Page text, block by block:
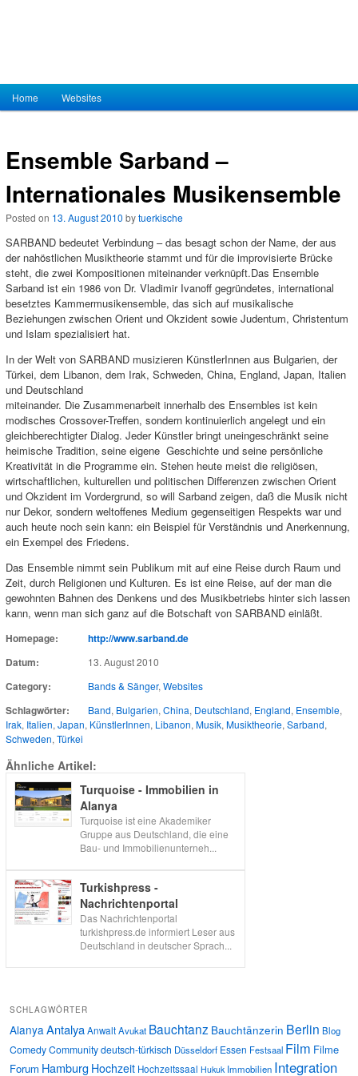
Hauptmenü
Zum Inhalt wechseln
Zum sekundären Inhalt wechseln
Home Websites
Ensemble Sarband –
Internationales Musikensemble
Posted on 13. August 2010 bytuerkische
SARBAND bedeutet Verbindung – das besagt schon der Name, der aus
der nahöstlichen Musiktheorie stammt und für die improvisierte Brücke
steht, die zwei Kompositionen miteinander verknüpft.Das Ensemble
Sarband ist ein 1986 von Dr. Vladimir Ivanoff gegründetes, international
besetztes Kammermusikensemble, das sich auf musikalische
Beziehungen zwischen Orient und Okzident sowie Judentum, Christentum
und Islam spezialisiert hat.
In der Welt von SARBAND musizieren KünstlerInnen aus Bulgarien, der
Türkei, dem Libanon, dem Irak, Schweden, China, England, Japan, Italien
und Deutschland
miteinander. Die Zusammenarbeit innerhalb des Ensembles ist kein
modisches Crossover-Treffen, sondern kontinuierlich angelegt und ein
gleichberechtigter Dialog. Jeder Künstler bringt uneingeschränkt seine
heimische Tradition, seine eigene Geschichte und seine persönliche
Kreativität in die Programme ein. Stehen heute meist die religiösen,
wirtschaftlichen, kulturellen und politischen Differenzen zwischen Orient
und Okzident im Vordergrund, so will Sarband zeigen, daß die Musik nicht
nur Dekor, sondern weltoffenes Medium gegenseitigen Respekts war und
auch heute noch sein kann: ein Beispiel für Verständnis und Anerkennung,
ein Exempel des Friedens.
Das Ensemble nimmt sein Publikum mit auf eine Reise durch Raum und
Zeit, durch Religionen und Kulturen. Es ist eine Reise, auf der man die
gewohnten Bahnen des Denkens und des Musikbetriebs hinter sich lassen
kann, wenn man sich ganz auf die Botschaft von SARBAND einläßt.
Homepage:
http://www.sarband.de
Datum:
13. August 2010
Category: Bands & Sänger, Websites
Schlagwörter: Band, Bulgarien, China, Deutschland, England, Ensemble,
Irak, Italien, Japan, KünstlerInnen, Libanon, Musik, Musiktheorie, Sarband,
Schweden, Türkei
Ähnliche Artikel:
Turquoise - Immobilien in
Alanya
Turquoise ist eine Akademiker
Gruppe aus Deutschland, die eine
Bau- und Immobilienunterneh...
Turkishpress -
Nachrichtenportal
Das Nachrichtenportal
turkishpress.de informiert Leser aus
Deutschland in deutscher Sprach...
SCHLAGWÖRTER
Alanya AntalyaAnwaltAvukat Bauchtanz Bauchtänzerin Berlin Blog
ComedyCommunitydeutsch-türkisch Düsseldorf Essen Festsaal Film Filme
Forum Hamburg Hochzeit Hochzeitssaal Hukuk Immobilien Integration